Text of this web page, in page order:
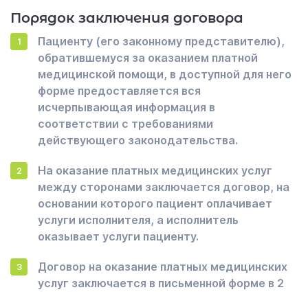
Порядок заключения договора
Пациенту (его законному представителю),
обратившемуся за оказанием платной
медицинской помощи, в доступной для него
форме предоставляется вся
исчерпывающая информация в
соответствии с требованиями
действующего законодательства.
На оказание платных медицинских услуг
между сторонами заключается договор, на
основании которого пациент оплачивает
услуги исполнителя, а исполнитель
оказывает услуги пациенту.
Договор на оказание платных медицинских
услуг заключается в письменной форме в 2